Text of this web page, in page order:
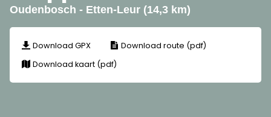
Oudenbosch - Etten-Leur (14,3 km)
Download GPX
Download route (pdf)
Download kaart (pdf)